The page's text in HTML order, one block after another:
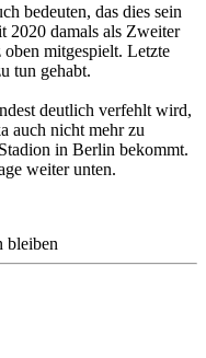
bedeuten, das dies sein
2020 damals als Zweiter
mitgespielt. Letzte
tun gehabt.
deutlich verfehlt wird,
auch nicht mehr zu
in Berlin bekommt.
weiter unten.
bleiben